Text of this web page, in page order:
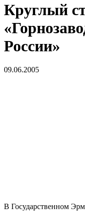
Круглый
России»
09.06.2005
В Государственном